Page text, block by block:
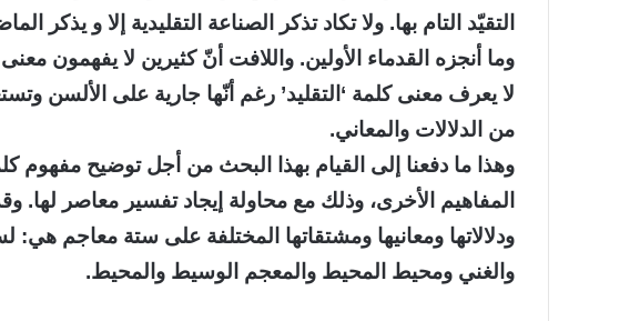
التقيّد التام بها. ولا تكاد تذكر الصناعة التقليدية إلا و يذكر
وما أنجزه القدماء الأولين. واللافت أنّ كثيرين لا يفهمون معنى
لا يعرف معنى كلمة ‘التقليد’ رغم أنّها جارية على الألسن
من الدلالات والمعاني.
وهذا ما دفعنا إلى القيام بهذا البحث من أجل توضيح مفهوم
المفاهيم الأخرى، وذلك مع محاولة إيجاد تفسير معاصر لها.
ودلالاتها ومعانيها ومشتقاتها المختلفة على ستة معاجم
والغني ومحيط المحيط والمعجم الوسيط والمحيط.